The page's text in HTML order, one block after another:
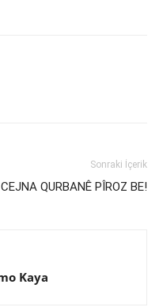
Sonraki İçerik
CEJNA QURBANÊ PÎROZ BE!
Kaya